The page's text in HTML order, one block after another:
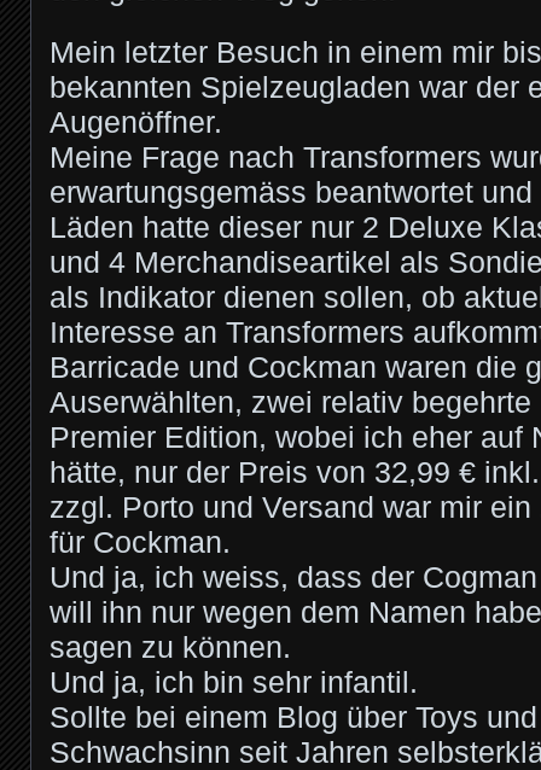
Mein letzter Besuch in einem mir
bekannten Spielzeugladen war der
Augenöffner.
Meine Frage nach Transformers
erwartungsgemäss beantwortet
Läden hatte dieser nur 2 Deluxe
und 4 Merchandiseartikel als
als Indikator dienen sollen, ob
Interesse an Transformers
Barricade und Cockman waren die
Auserwählten, zwei relativ begehrte
Premier Edition, wobei ich eher auf
hätte, nur der Preis von 32,99 €
zzgl. Porto und Versand war mir ein
für Cockman.
Und ja, ich weiss, dass der
will ihn nur wegen dem Namen
sagen zu können.
Und ja, ich bin sehr infantil.
Sollte bei einem Blog über Toys
Schwachsinn seit Jahren